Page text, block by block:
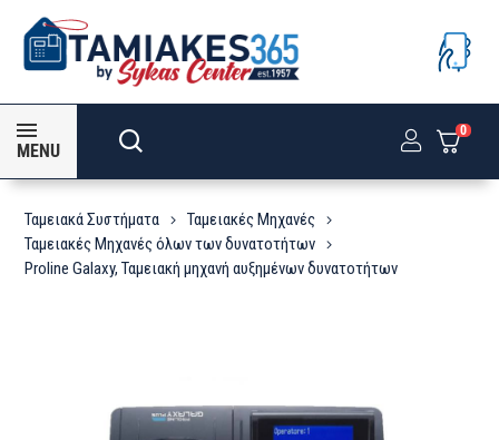
MENU
0
Ταμειακά Συστήματα
Ταμειακές Μηχανές
Ταμειακές Μηχανές όλων των δυνατοτήτων
Proline Galaxy, Ταμειακή μηχανή αυξημένων δυνατοτήτων